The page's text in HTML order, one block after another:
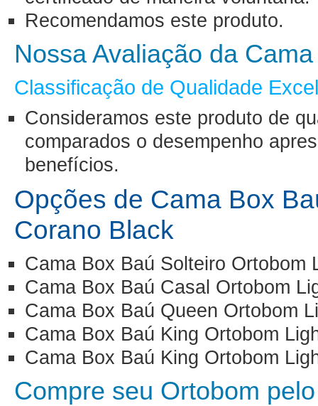
Recomendamos este produto.
Nossa Avaliação da
Classificação de Qualidade
Consideramos este produto de
comparados o desempenho
benefícios.
Opções de Cama Box
Corano Black
Cama Box Baú Solteiro Ortobom
Cama Box Baú Casal Ortobom
Cama Box Baú Queen Ortobom
Cama Box Baú King Ortobom
Cama Box Baú King Ortobom
Compre seu Ortobom